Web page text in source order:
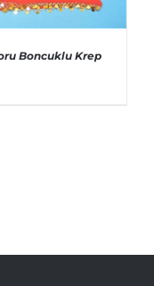
Boncuklu Krep